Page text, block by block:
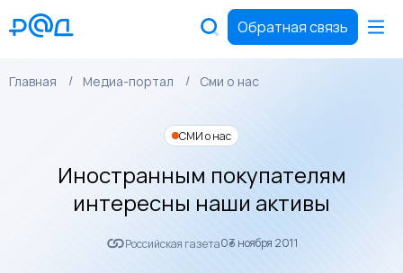
Обратная связь
Главная Медиа-портал Сми о нас
СМИ о нас
Иностранным покупателям
интересны наши активы
Российская газета03 ноября 2011